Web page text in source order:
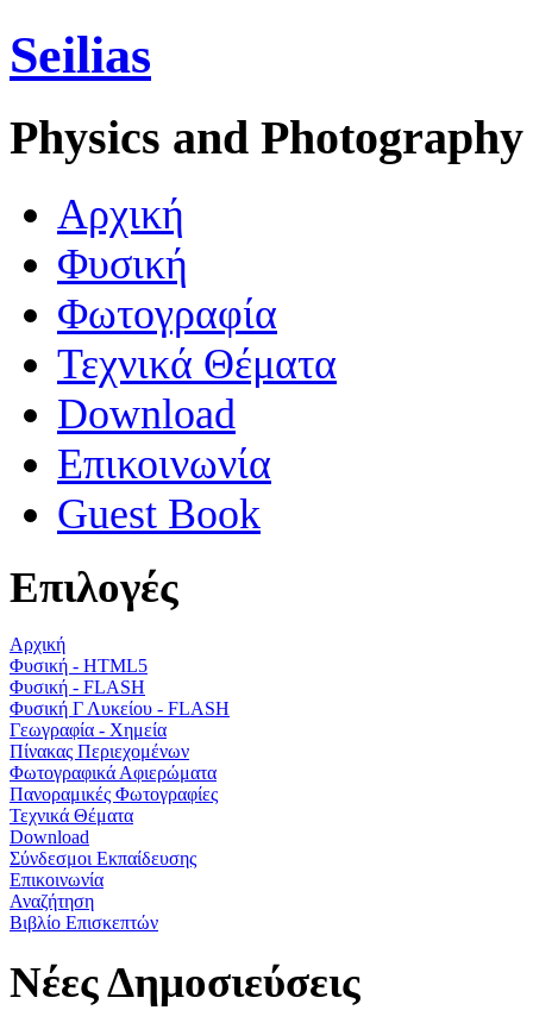
Seilias
Physics and Photography
Aρχική
Φυσική
Φωτογραφία
Τεχνικά Θέματα
Download
Επικοινωνία
Guest Book
Επιλογές
Αρχική
Φυσική - HTML5
Φυσική - FLASH
Φυσική Γ Λυκείου - FLASH
Γεωγραφία - Χημεία
Πίνακας Περιεχομένων
Φωτογραφικά Αφιερώματα
Πανοραμικές Φωτογραφίες
Τεχνικά Θέματα
Download
Σύνδεσμοι Εκπαίδευσης
Επικοινωνία
Αναζήτηση
Βιβλίο Επισκεπτών
Νέες Δημοσιεύσεις